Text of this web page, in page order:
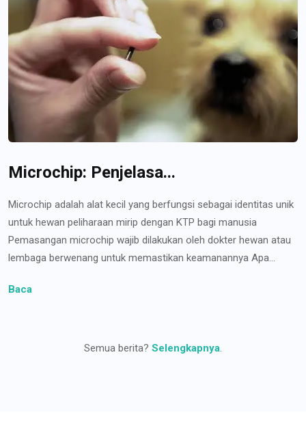
Microchip: Penjelasa...
Microchip adalah alat kecil yang berfungsi sebagai identitas unik
untuk hewan peliharaan mirip dengan KTP bagi manusia
Pemasangan microchip wajib dilakukan oleh dokter hewan atau
lembaga berwenang untuk memastikan keamanannya Apa...
Baca
Semua berita? Selengkapnya